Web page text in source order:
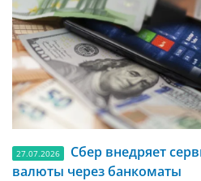
27.07.2026
Сбер внедряет
валюты через банкоматы